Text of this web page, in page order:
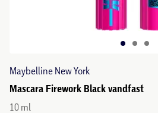
Maybelline New York
Mascara Firework Black vandfast
10 ml